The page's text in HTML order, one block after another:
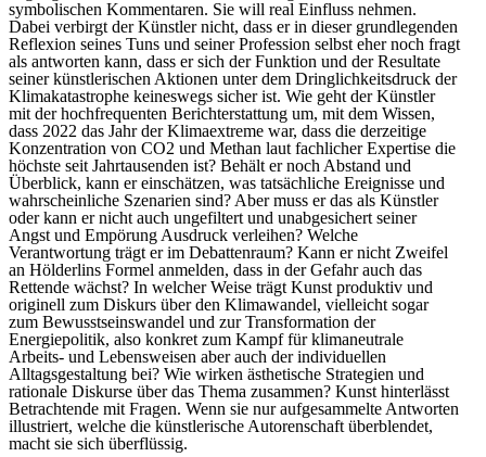
symbolischen Kommentaren. Sie will real Einfluss nehmen.
Dabei verbirgt der Künstler nicht, dass er in dieser grundlegenden
Reflexion seines Tuns und seiner Profession selbst eher noch fragt
als antworten kann, dass er sich der Funktion und der Resultate
seiner künstlerischen Aktionen unter dem Dringlichkeitsdruck der
Klimakatastrophe keineswegs sicher ist. Wie geht der Künstler
mit der hochfrequenten Berichterstattung um, mit dem Wissen,
dass 2022 das Jahr der Klimaextreme war, dass die derzeitige
Konzentration von CO2 und Methan laut fachlicher Expertise die
höchste seit Jahrtausenden ist? Behält er noch Abstand und
Überblick, kann er einschätzen, was tatsächliche Ereignisse und
wahrscheinliche Szenarien sind? Aber muss er das als Künstler
oder kann er nicht auch ungefiltert und unabgesichert seiner
Angst und Empörung Ausdruck verleihen? Welche
Verantwortung trägt er im Debattenraum? Kann er nicht Zweifel
an Hölderlins Formel anmelden, dass in der Gefahr auch das
Rettende wächst? In welcher Weise trägt Kunst produktiv und
originell zum Diskurs über den Klimawandel, vielleicht sogar
zum Bewusstseinswandel und zur Transformation der
Energiepolitik, also konkret zum Kampf für klimaneutrale
Arbeits- und Lebensweisen aber auch der individuellen
Alltagsgestaltung bei? Wie wirken ästhetische Strategien und
rationale Diskurse über das Thema zusammen? Kunst hinterlässt
Betrachtende mit Fragen. Wenn sie nur aufgesammelte Antworten
illustriert, welche die künstlerische Autorenschaft überblendet,
macht sie sich überflüssig.